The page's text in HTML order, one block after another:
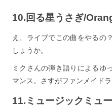
10.回る星うさぎ/
え、ライブでこの曲をやるの
しょうか。
ミクさんの弾き語りによるゆ
マンス。さすがファンメイド
11.ミュージックミュ